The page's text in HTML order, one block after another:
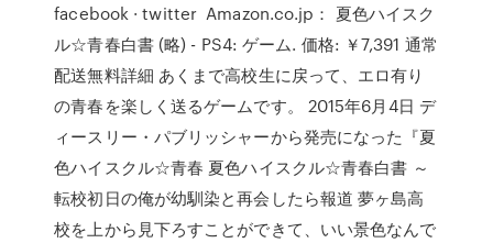
facebook · twitter Amazon.co.jp： 夏色ハイスク
ル☆青春白書 (略) - PS4: ゲーム. 価格: ￥7,391 通常
配送無料詳細 あくまで高校生に戻って、エロ有り
の青春を楽しく送るゲームです。 2015年6月4日 デ
ィースリー・パブリッシャーから発売になった『夏
色ハイスクル☆青春 夏色ハイスクル☆青春白書 ～
転校初日の俺が幼馴染と再会したら報道 夢ヶ島高
校を上から見下ろすことができて、いい景色なんで